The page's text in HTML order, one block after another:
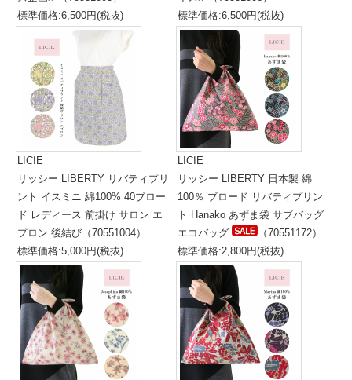
標準価格:6,500円(税抜)
標準価格:6,500円(税抜)
LICIE
リッシー LIBERTY リバティプリ
ント イスミニ 綿100% 40ブロー
ド レディース 前掛け サロン エ
プロン 後結び（70551004）
標準価格:5,000円(税抜)
LICIE
リッシー LIBERTY 日本製 綿
100％ ブロード リバティプリン
ト Hanako あずま袋 サブバッグ
エコバッグ
（70551172）
標準価格:2,800円(税抜)